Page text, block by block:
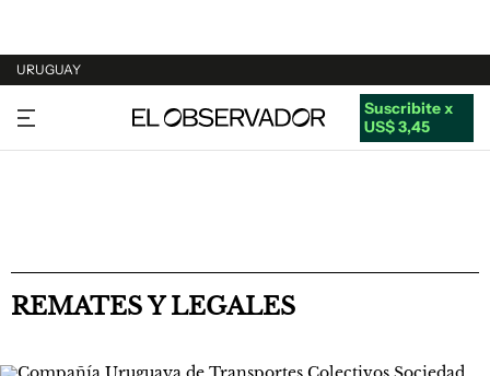
URUGUAY
URUGUAY
ARGENTINA
Suscribite x
US$ 3,45
REMATES Y LEGALES